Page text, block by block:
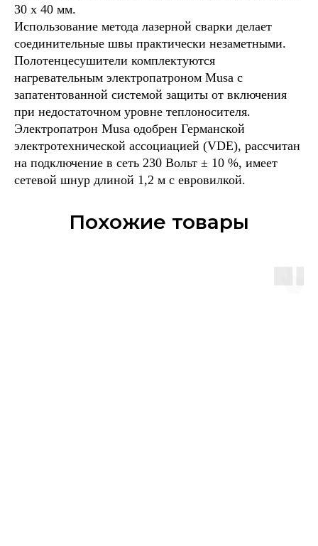
30 x 40 мм.
Использование метода лазерной сварки делает
соединительные швы практически незаметными.
Полотенцесушители комплектуются
нагревательным электропатроном Musa с
запатентованной системой защиты от включения
при недостаточном уровне теплоносителя.
Электропатрон Musa одобрен Германской
электротехнической ассоциацией (VDE), рассчитан
на подключение в сеть 230 Вольт ± 10 %, имеет
сетевой шнур длиной 1,2 м с евровилкой.
Похожие товары